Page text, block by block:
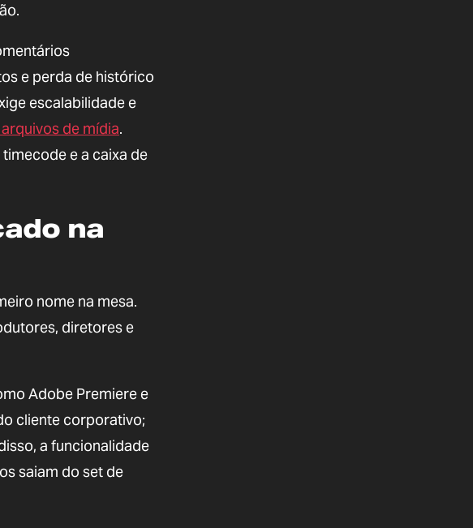
e perda de histórico
escalabilidade e
de mídia.
e a caixa de
na
nome na mesa.
diretores e
Adobe Premiere e
cliente corporativo;
a funcionalidade
saiam do set de